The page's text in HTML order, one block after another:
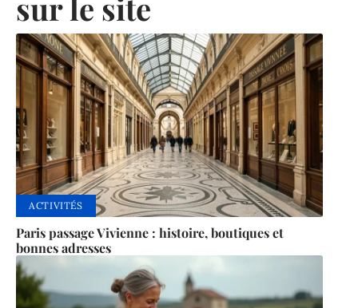
sur le site
ACTIVITÉS
Paris passage Vivienne : histoire, boutiques et
bonnes adresses